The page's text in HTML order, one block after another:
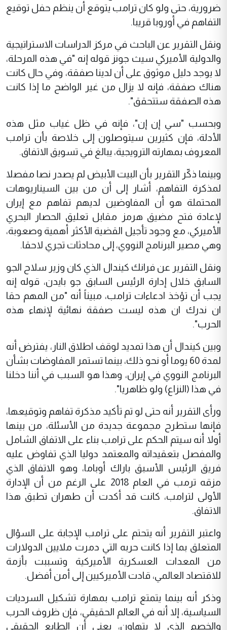
ضرورية، حتى ولو كان ترامب يتوقع أن ينظم حفل توقيع
التفاهم في أوروبا قريبا.
ونقل التقرير عن الباحث في مركز الدراسات الاستراتيجية
والدولية الأميركي سيث جونز قوله إنه "في هذه المرحلة،
لا يوجد دليل موثوق على أن لدينا صفقة، وفي حال كانت
هناك صفقة، فإنه لا يزال من غير الواضح ما إذا كانت
هذه الصفقة ستتحقق".
وبحسب "سي إن إن"، فإنه في ظل غياب مثل هذه
الأدلة، فإن كثيرين سيتوصلون إلى خلاصة بأن ترامب
المعروف بمهارته الترويجية، يبالغ في تسويق الاتفاق.
وبينما ذكّر التقرير بأن البيت الأبيض لم يصدر نصا مفصلا
لمذكرة التفاهم، أشار إلى أن من بين السيناريوهات
المحتملة هو أن المفاوضين لديهم تفاهم مع إيران
لإعادة فتح مضيق هرمز مقابل تعليق الحصار البحري
الأميركي، مع وجود تأجيل القضية الأكثر أهمية وصعوبة،
وهي مصير البرنامج النووي، إلى محادثات تجري لاحقا.
ونقل التقرير عن فرانك كيندال الذي كان وزير سلاح الجو
السابق خلال إدارة الرئيس السابق جو بايدن، قوله إنه
يجب أن تؤخذ ادعاءات ترامب، مبيناً أنه "من المهم حقا
ان ندرك ان هذه ليست صفقة نهائية لإنهاء هذه
الحرب".
وبين كيندال أن هذا تمديد لوقف اطلاق النار، يفترض أنه
لمدة 60 يوما أو نحو ذلك، بينما تستمر المفاوضات بشأن
البرنامج النووي في إيران، وهذا هو السبب في أننا دخلنا
في هذا (النزاع) ولو ظاهريا".
ورأى التقرير أنه حتى لو تم تأكيد مذكرة تفاهم وتوقيعها،
فإنها ستطرح مجموعة جديدة من الأسئلة، من بينها
أولا أنه سيتم الحكم على ترامب بناء على الاتفاق الشامل
والمفصل بتعقيداته والمعتمد دوليا الذي تفاوض عليه
فريق الرئيس الأسبق باراك أوباما، وهو الاتفاق الذي
مزقه ترمب في العام 2018 على الرغم من أن الإدارة
الأولى لترامب، كانت قد أكدت أن طهران تطبق هذا
الاتفاق.
واعتبر التقرير أنه يتحتم على ترامب الإجابة على السؤال
المتعلق بما إذا كانت حربه التي دمرت ملايين الدولارات
من المعدات العسكرية الأميركية وتسببت بأزمة
للاقتصاد العالمي، قادت الأميركيين إلى أمن أفضل.
وذكر أنه بينما يتمتع ترامب بمهارة تشكيل السرديات
السياسية، إلا أنه في العالم الحقيقي، فإن ظروف الحرب
والخصم الذي لا يتهاون، يعني أن الطابع الحقيقي